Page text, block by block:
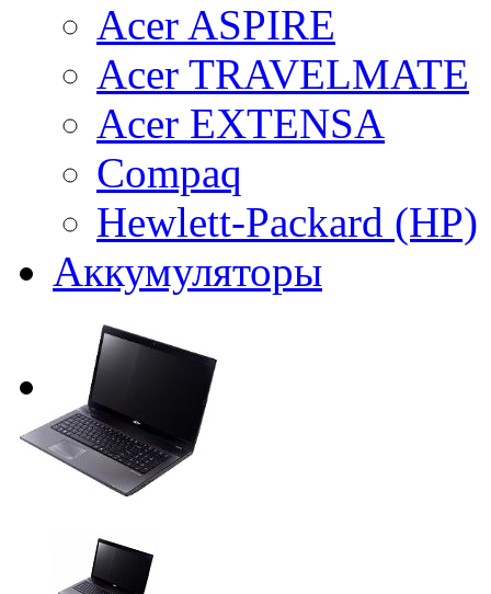
Acer ASPIRE
Acer TRAVELMATE
Acer EXTENSA
Compaq
Hewlett-Packard (HP)
Аккумуляторы